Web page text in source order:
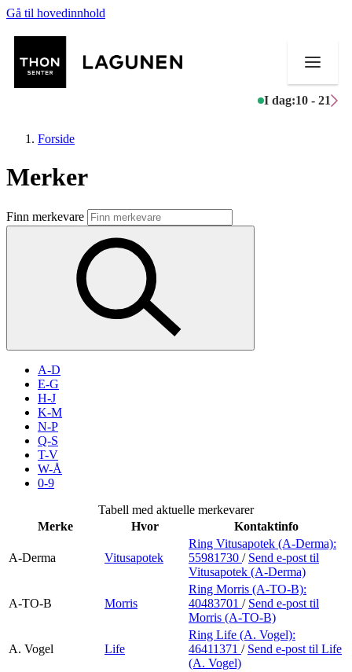
Gå til hovedinnhold
I dag:10 - 21
Butikker
Mat og drikke
Aktiviteter
Inspirasjon
Søk
Parkering
Praktisk informasjon
Gavekort
Forside
Merker
Finn merkevare
A-D
E-G
H-J
K-M
N-P
Q-S
T-V
W-Å
0-9
Tabell med aktuelle merkevarer
Merke
Hvor Kontaktinfo
A-Derma Vitusapotek
Ring Vitusapotek (A-Derma):
55981730 / Send e-post til
Vitusapotek (A-Derma)
A-TO-B Morris
Ring Morris (A-TO-B):
40483701 / Send e-post til
Morris (A-TO-B)
A. Vogel Life
Ring Life (A. Vogel):
46411371 / Send e-post til Life
(A. Vogel)